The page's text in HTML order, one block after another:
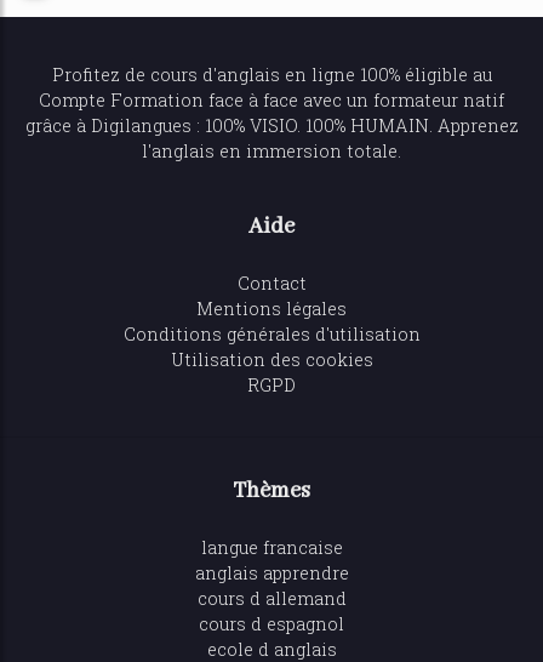
Profitez de cours d'anglais en ligne 100% éligible au
Compte Formation face à face avec un formateur natif
grâce à Digilangues : 100% VISIO. 100% HUMAIN. Apprenez
l'anglais en immersion totale.
Aide
Contact
Mentions légales
Conditions générales d'utilisation
Utilisation des cookies
RGPD
Thèmes
langue francaise
anglais apprendre
cours d allemand
cours d espagnol
ecole d anglais